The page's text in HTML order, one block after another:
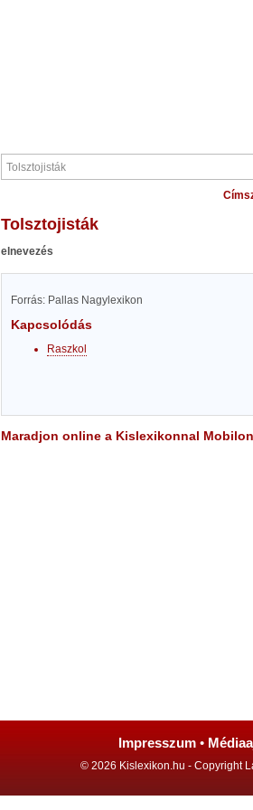
Tolsztojisták
elnevezés
Forrás: Pallas Nagylexikon
Kapcsolódás
Raszkol
Maradjon online a Kislexikonnal
Impresszum •
© 2026 Kislexikon.hu - Copyright